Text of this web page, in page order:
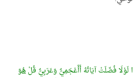
لَوْلَا فُصِّلَتْ آيَاتُهُ أَأَعْجَمِيٌّ وَعَرَبِيٌّ قُلْهُوَ